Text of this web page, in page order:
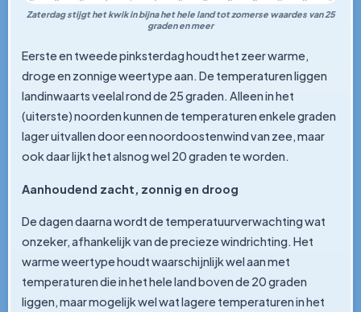
Zaterdag stijgt het kwik in bijna het hele land tot zomerse waardes van 25
graden en meer
Eerste en tweede pinksterdag houdt het zeer warme,
droge en zonnige weertype aan. De temperaturen liggen
landinwaarts veelal rond de 25 graden. Alleen in het
(uiterste) noorden kunnen de temperaturen enkele graden
lager uitvallen door een noordoostenwind van zee, maar
ook daar lijkt het alsnog wel 20 graden te worden.
Aanhoudend zacht, zonnig en droog
De dagen daarna wordt de temperatuurverwachting wat
onzeker, afhankelijk van de precieze windrichting. Het
warme weertype houdt waarschijnlijk wel aan met
temperaturen die in het hele land boven de 20 graden
liggen, maar mogelijk wel wat lagere temperaturen in het